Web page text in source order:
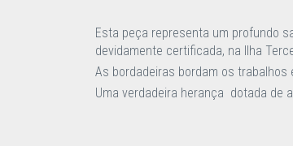
Esta peça representa um profundo
devidamente certificada, na Ilha
As bordadeiras bordam os
Uma verdadeira herança dotada de